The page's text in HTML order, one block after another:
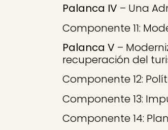
Palanca IV – Una
Componente 11:
Palanca V –
recuperación del
Componente 12:
Componente 13:
Componente 14: